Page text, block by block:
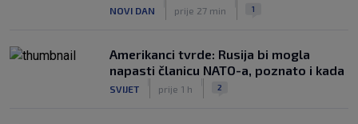
NOVI DAN prije 27 min 1
Amerikanci tvrde: Rusija bi mogla
napasti članicu NATO-a, poznato i kada
SVIJET prije 1 h 2